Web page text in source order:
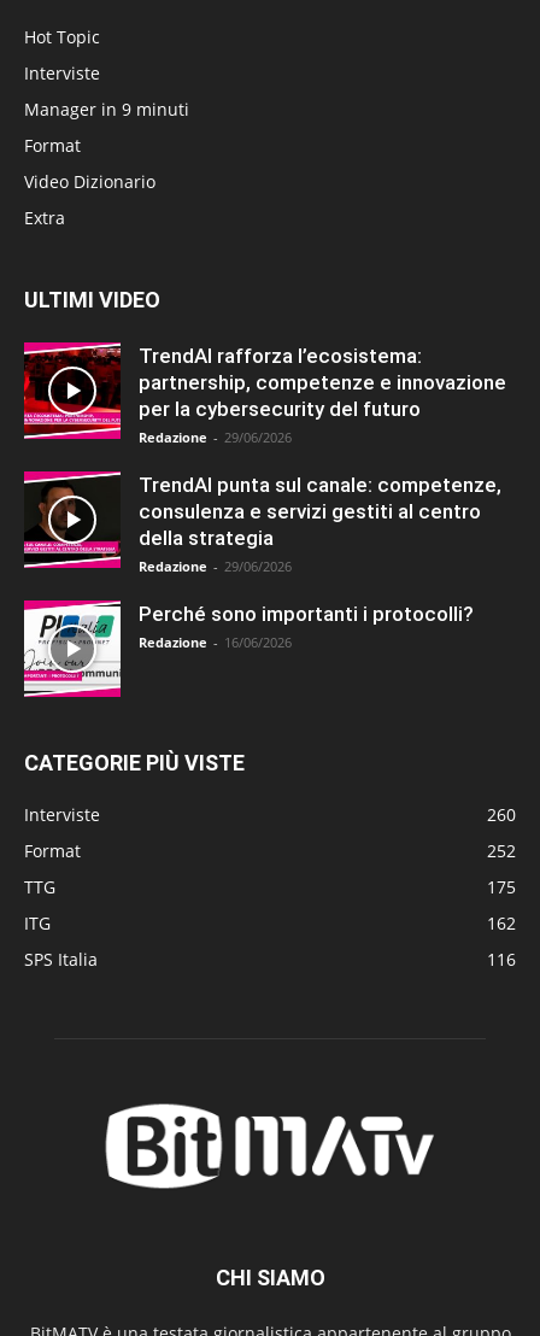
Hot Topic
Interviste
Manager in 9 minuti
Format
Video Dizionario
Extra
ULTIMI VIDEO
TrendAI rafforza l’ecosistema:
partnership, competenze e innovazione
per la cybersecurity del futuro
Redazione - 29/06/2026
TrendAI punta sul canale: competenze,
consulenza e servizi gestiti al centro
della strategia
Redazione - 29/06/2026
Perché sono importanti i protocolli?
Redazione - 16/06/2026
CATEGORIE PIÙ VISTE
Interviste
260
Format
252
TTG
175
ITG
162
SPS Italia
116
CHI SIAMO